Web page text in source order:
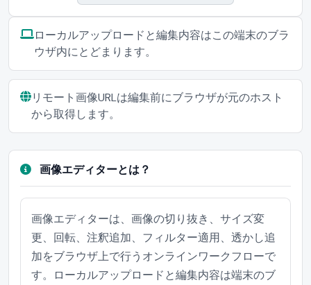
ローカルアップロードと編集内容はこの端末のブラ
ウザ内にとどまります。
リモート画像URLは編集前にブラウザが元のホスト
から取得します。
画像エディターとは？
画像エディターは、画像の切り抜き、サイズ変
更、回転、注釈追加、フィルター適用、透かし追
加をブラウザ上で行うオンラインワークフローで
す。ローカルアップロードと編集内容は端末のブ